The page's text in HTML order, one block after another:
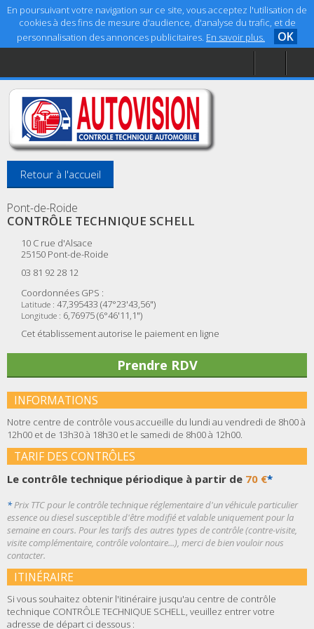
En poursuivant votre navigation sur ce site, vous acceptez l'utilisation de
cookies à des fins de mesure d'audience, d'analyse du trafic, et de
personnalisation des annonces publicitaires. En savoir plus. OK
Accueil
Aide
Mentions légales
Retour à l'accueil
Pont-de-Roide
CONTRÔLE TECHNIQUE SCHELL
10 C rue d'Alsace
25150 Pont-de-Roide
03 81 92 28 12
Coordonnées GPS :
Latitude : 47,395433 (47°23'43,56")
Longitude : 6,76975 (6°46'11,1")
Cet établissement autorise le paiement en ligne
Prendre RDV
INFORMATIONS
Notre centre de contrôle vous accueille du lundi au vendredi de 8h00 à
12h00 et de 13h30 à 18h30 et le samedi de 8h00 à 12h00.
TARIF DES CONTRÔLES
Le contrôle technique périodique à partir de 70 €*
*Prix TTC pour le contrôle technique réglementaire d'un véhicule particulier
essence ou diesel susceptible d'être modifié et valable uniquement pour la
semaine en cours. Pour les tarifs des autres types de contrôle (contre-visite,
visite complémentaire, contrôle volontaire...), merci de bien vouloir nous
contacter.
ITINÉRAIRE
Si vous souhaitez obtenir l'itinéraire jusqu'au centre de contrôle
technique CONTRÔLE TECHNIQUE SCHELL, veuillez entrer votre
adresse de départ ci dessous :